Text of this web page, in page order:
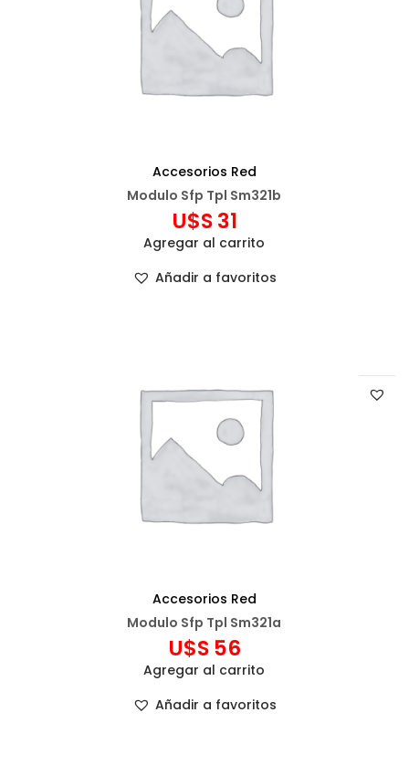
Accesorios Red
Modulo Sfp Tpl Sm321b
U$S31
Agregar al carrito
Añadir a favoritos
Accesorios Red
Modulo Sfp Tpl Sm321a
U$S56
Agregar al carrito
Añadir a favoritos